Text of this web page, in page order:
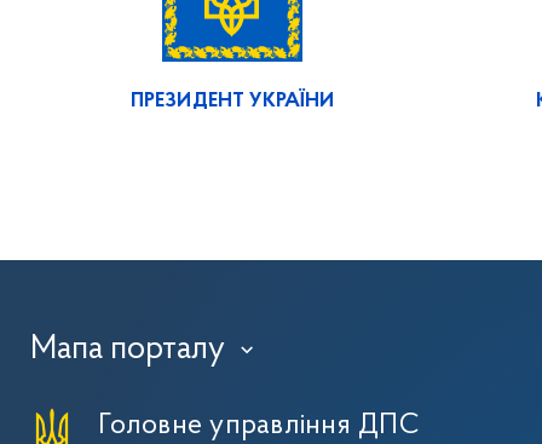
ПРЕЗИДЕНТ УКРАЇНИ
Мапа порталу ›
Головне управління ДПС